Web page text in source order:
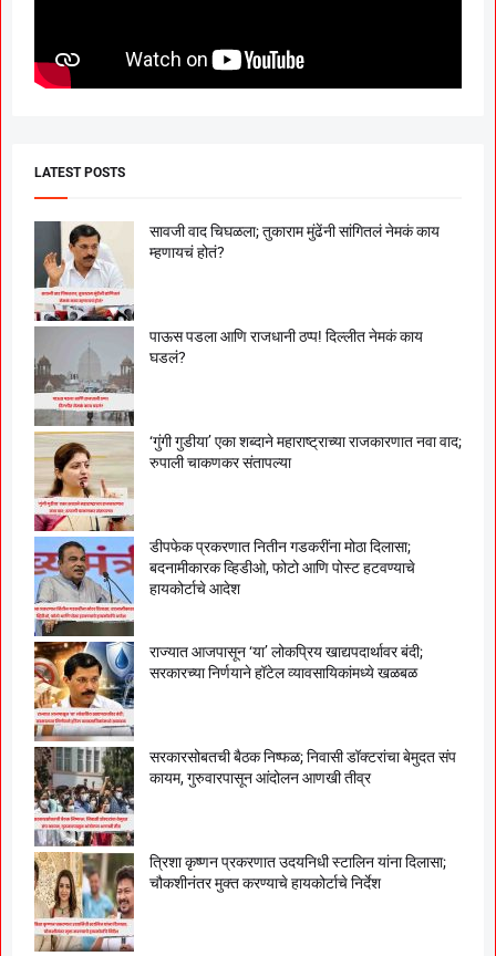
LATEST POSTS
सावजी वाद चिघळला; तुकाराम मुंढेंनी सांगितलं नेमकं काय
म्हणायचं होतं?
पाऊस पडला आणि राजधानी ठप्प! दिल्लीत नेमकं काय
घडलं?
‘गुंगी गुडीया’ एका शब्दाने महाराष्ट्राच्या राजकारणात नवा वाद;
रुपाली चाकणकर संतापल्या
डीपफेक प्रकरणात नितीन गडकरींना मोठा दिलासा;
बदनामीकारक व्हिडीओ, फोटो आणि पोस्ट हटवण्याचे
हायकोर्टाचे आदेश
राज्यात आजपासून ‘या’ लोकप्रिय खाद्यपदार्थावर बंदी;
सरकारच्या निर्णयाने हॉटेल व्यावसायिकांमध्ये खळबळ
सरकारसोबतची बैठक निष्फळ; निवासी डॉक्टरांचा बेमुदत संप
कायम, गुरुवारपासून आंदोलन आणखी तीव्र
त्रिशा कृष्णन प्रकरणात उदयनिधी स्टालिन यांना दिलासा;
चौकशीनंतर मुक्त करण्याचे हायकोर्टाचे निर्देश